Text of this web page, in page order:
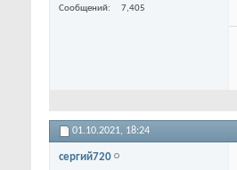
Сообщений
7,405
01.10.2021, 18:24
сергий720